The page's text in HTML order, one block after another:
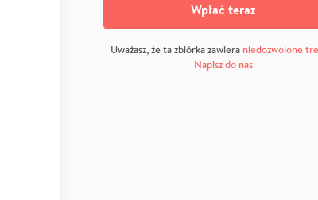
Wpłać teraz
Uważasz, że ta zbiórka zawiera niedozwolone
Napisz do nas